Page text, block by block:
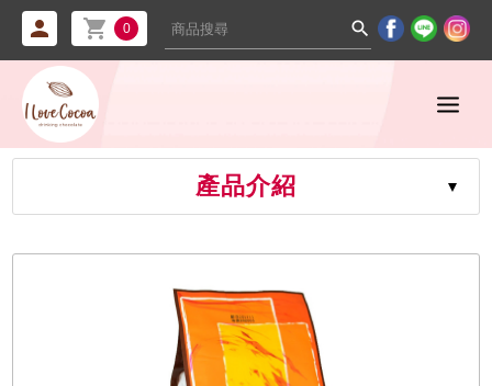
  0 
產品介紹